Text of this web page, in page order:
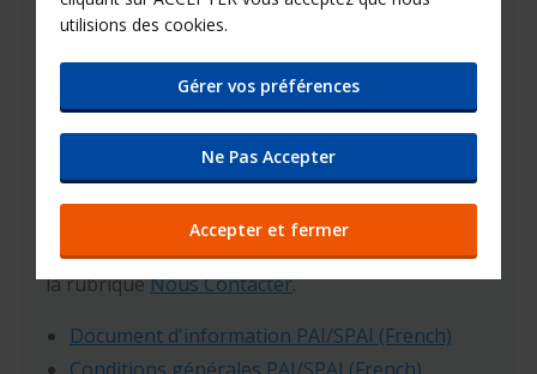
assurances
Dans un désir de transparence vis-à-vis de ses
clients, Budget vous informe sur ses conditions
assurances lors de votre location de voiture.
Merci de prendre connaisance de ces documents
avant d'effectuer toute réservation et n'hésitez
pas à nos contacter pour plus d'informations via
la rubriqueNous Contacter.
Document d'information PAI/SPAI (French)
utilisions des cookies.
Gérer vos préférences
Ne Pas Accepter
Accepter et fermer